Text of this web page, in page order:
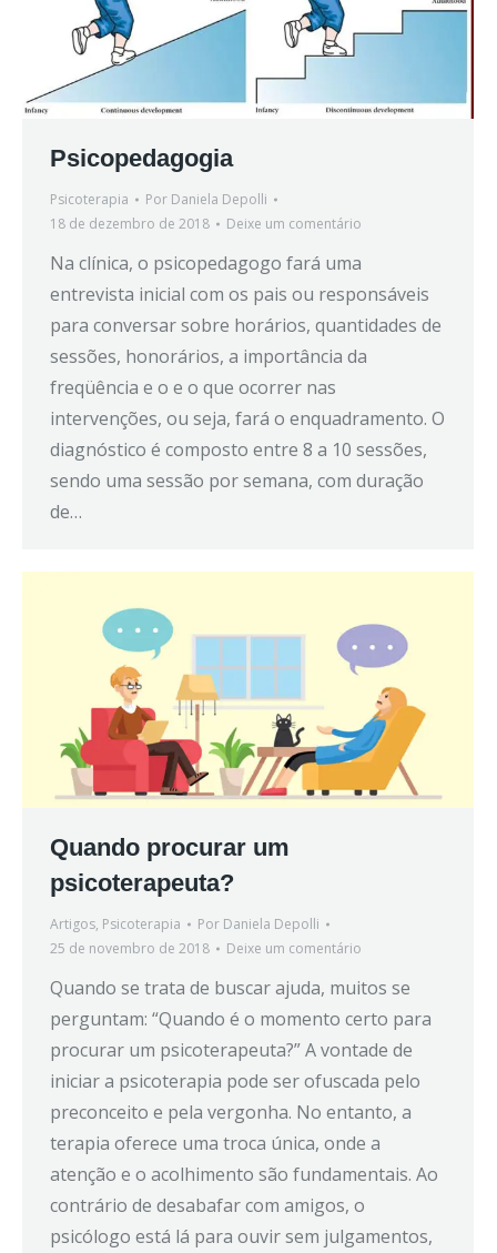
Psicopedagogia
Psicoterapia Por Daniela Depolli
18 de dezembro de 2018
Deixe um comentário
Na clínica, o psicopedagogo fará uma
entrevista inicial com os pais ou responsáveis
para conversar sobre horários, quantidades de
sessões, honorários, a importância da
freqüência e o e o que ocorrer nas
intervenções, ou seja, fará o enquadramento. O
diagnóstico é composto entre 8 a 10 sessões,
sendo uma sessão por semana, com duração
de…
Quando procurar um
psicoterapeuta?
Artigos, Psicoterapia Por Daniela Depolli
25 de novembro de 2018
Deixe um comentário
Quando se trata de buscar ajuda, muitos se
perguntam: “Quando é o momento certo para
procurar um psicoterapeuta?” A vontade de
iniciar a psicoterapia pode ser ofuscada pelo
preconceito e pela vergonha. No entanto, a
terapia oferece uma troca única, onde a
atenção e o acolhimento são fundamentais. Ao
contrário de desabafar com amigos, o
psicólogo está lá para ouvir sem julgamentos,